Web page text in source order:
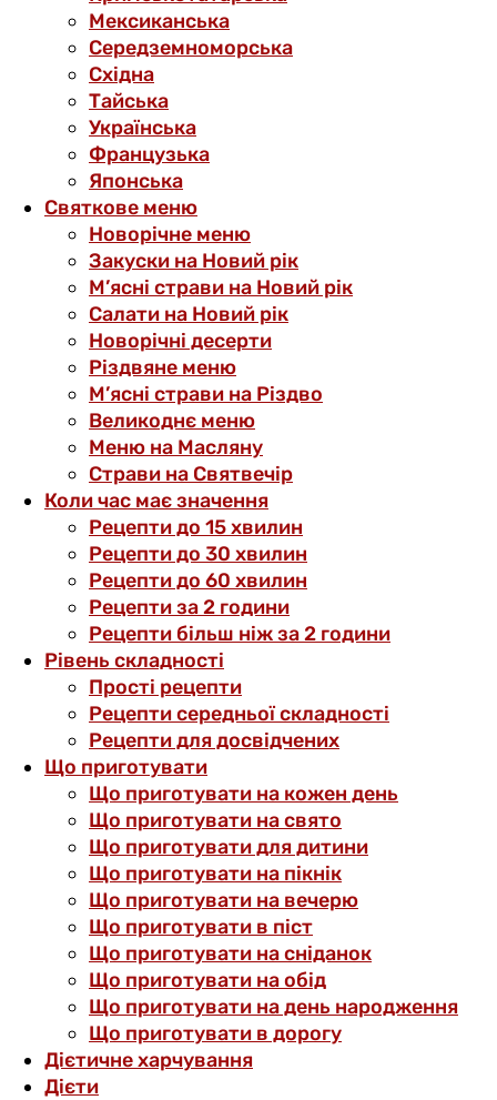
Мексиканська
Середземноморська
Східна
Тайська
Українська
Французька
Японська
Святкове меню
Новорічне меню
Закуски на Новий рік
М’ясні страви на Новий рік
Салати на Новий рік
Новорічні десерти
Різдвяне меню
М’ясні страви на Різдво
Великоднє меню
Меню на Масляну
Страви на Святвечір
Коли час має значення
Рецепти до 15 хвилин
Рецепти до 30 хвилин
Рецепти до 60 хвилин
Рецепти за 2 години
Рецепти більш ніж за 2 години
Рівень складності
Прості рецепти
Рецепти середньої складності
Рецепти для досвідчених
Що приготувати
Що приготувати на кожен день
Що приготувати на свято
Що приготувати для дитини
Що приготувати на пікнік
Що приготувати на вечерю
Що приготувати в піст
Що приготувати на сніданок
Що приготувати на обід
Що приготувати на день народження
Що приготувати в дорогу
Дієтичне харчування
Дієти